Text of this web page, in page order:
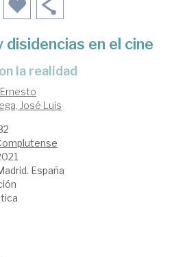
disidencias en el cine
la realidad
José Luis
España